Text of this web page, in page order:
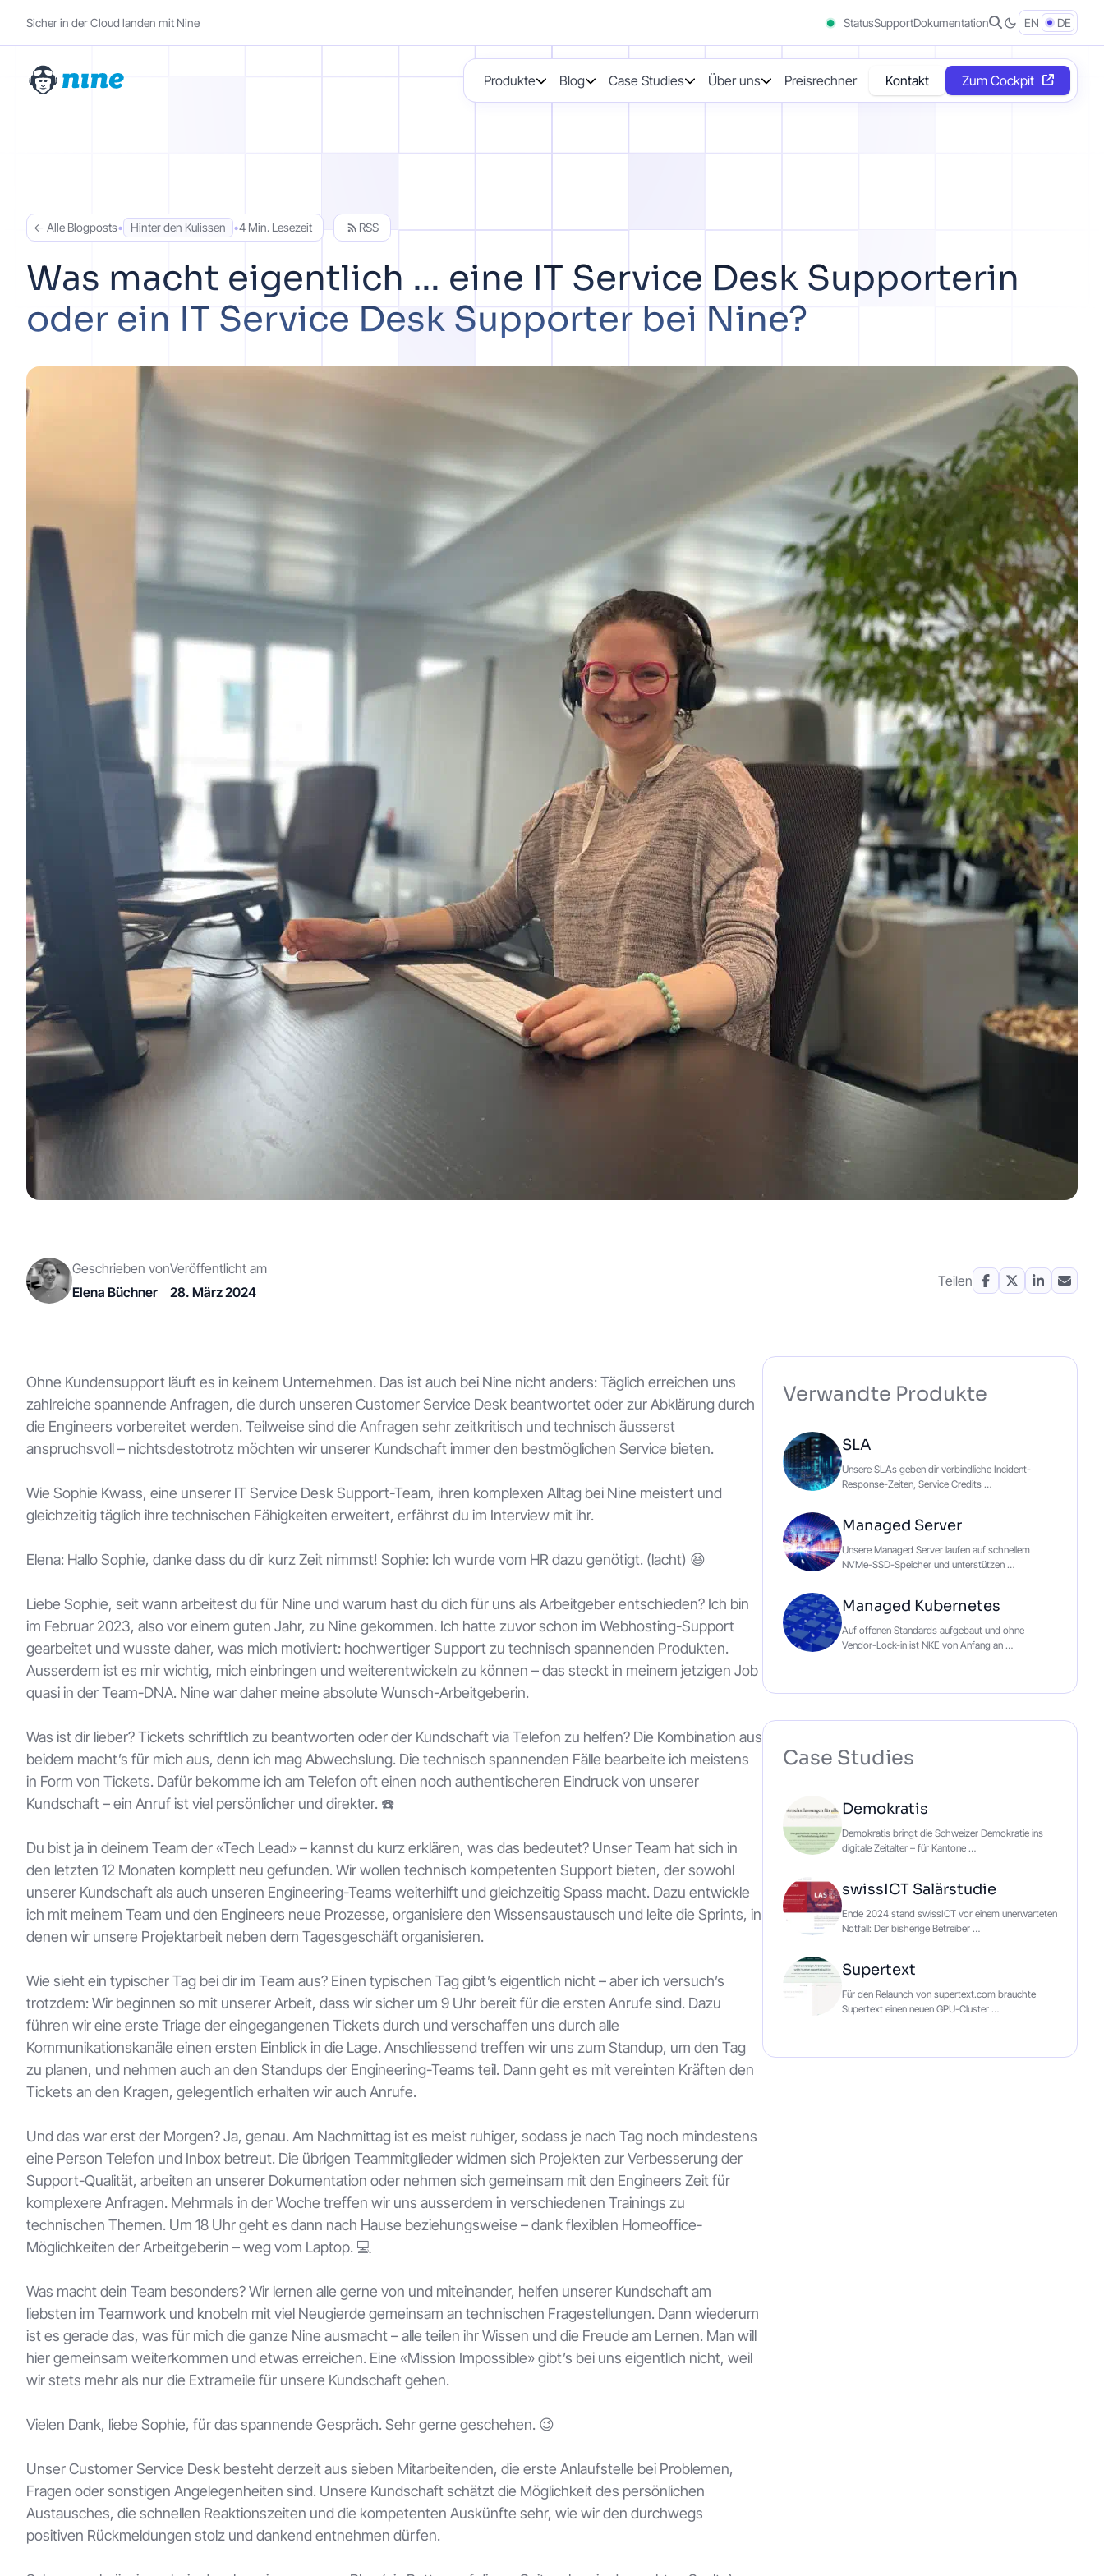
Sicher in der Cloud landen mit Nine StatusSupportDokumentation EN DE
Produkte Blog Case Studies Über uns Preisrechner Kontakt Zum Cockpit
← Alle Blogposts• Hinter den Kulissen •4 Min. Lesezeit RSS
Was macht eigentlich … eine IT Service Desk Supporterin
oder ein IT Service Desk Supporter bei Nine?
Geschrieben von
Elena Büchner
Veröffentlicht am
28. März 2024
Teilen
Ohne Kundensupport läuft es in keinem Unternehmen. Das ist auch bei Nine nicht anders: Täglich erreichen uns
zahlreiche spannende Anfragen, die durch unseren Customer Service Desk beantwortet oder zur Abklärung durch
die Engineers vorbereitet werden. Teilweise sind die Anfragen sehr zeitkritisch und technisch äusserst
anspruchsvoll – nichtsdestotrotz möchten wir unserer Kundschaft immer den bestmöglichen Service bieten.
Wie Sophie Kwass, eine unserer IT Service Desk Support-Team, ihren komplexen Alltag bei Nine meistert und
gleichzeitig täglich ihre technischen Fähigkeiten erweitert, erfährst du im Interview mit ihr.
Elena: Hallo Sophie, danke dass du dir kurz Zeit nimmst! Sophie: Ich wurde vom HR dazu genötigt. (lacht) 😆
Liebe Sophie, seit wann arbeitest du für Nine und warum hast du dich für uns als Arbeitgeber entschieden? Ich bin
im Februar 2023, also vor einem guten Jahr, zu Nine gekommen. Ich hatte zuvor schon im Webhosting-Support
gearbeitet und wusste daher, was mich motiviert: hochwertiger Support zu technisch spannenden Produkten.
Ausserdem ist es mir wichtig, mich einbringen und weiterentwickeln zu können – das steckt in meinem jetzigen Job
quasi in der Team-DNA. Nine war daher meine absolute Wunsch-Arbeitgeberin.
Was ist dir lieber? Tickets schriftlich zu beantworten oder der Kundschaft via Telefon zu helfen? Die Kombination aus
beidem macht’s für mich aus, denn ich mag Abwechslung. Die technisch spannenden Fälle bearbeite ich meistens
in Form von Tickets. Dafür bekomme ich am Telefon oft einen noch authentischeren Eindruck von unserer
Kundschaft – ein Anruf ist viel persönlicher und direkter. ☎️
Du bist ja in deinem Team der «Tech Lead» – kannst du kurz erklären, was das bedeutet? Unser Team hat sich in
den letzten 12 Monaten komplett neu gefunden. Wir wollen technisch kompetenten Support bieten, der sowohl
unserer Kundschaft als auch unseren Engineering-Teams weiterhilft und gleichzeitig Spass macht. Dazu entwickle
ich mit meinem Team und den Engineers neue Prozesse, organisiere den Wissensaustausch und leite die Sprints, in
denen wir unsere Projektarbeit neben dem Tagesgeschäft organisieren.
Wie sieht ein typischer Tag bei dir im Team aus? Einen typischen Tag gibt’s eigentlich nicht – aber ich versuch’s
trotzdem: Wir beginnen so mit unserer Arbeit, dass wir sicher um 9 Uhr bereit für die ersten Anrufe sind. Dazu
führen wir eine erste Triage der eingegangenen Tickets durch und verschaffen uns durch alle
Kommunikationskanäle einen ersten Einblick in die Lage. Anschliessend treffen wir uns zum Standup, um den Tag
zu planen, und nehmen auch an den Standups der Engineering-Teams teil. Dann geht es mit vereinten Kräften den
Tickets an den Kragen, gelegentlich erhalten wir auch Anrufe.
Und das war erst der Morgen?Ja, genau. Am Nachmittag ist es meist ruhiger, sodass je nach Tag noch mindestens
eine Person Telefon und Inbox betreut. Die übrigen Teammitglieder widmen sich Projekten zur Verbesserung der
Support-Qualität, arbeiten an unserer Dokumentation oder nehmen sich gemeinsam mit den Engineers Zeit für
komplexere Anfragen. Mehrmals in der Woche treffen wir uns ausserdem in verschiedenen Trainings zu
technischen Themen. Um 18 Uhr geht es dann nach Hause beziehungsweise – dank flexiblen Homeoffice-
Möglichkeiten der Arbeitgeberin – weg vom Laptop. 💻
Was macht dein Team besonders?Wir lernen alle gerne von und miteinander, helfen unserer Kundschaft am
liebsten im Teamwork und knobeln mit viel Neugierde gemeinsam an technischen Fragestellungen. Dann wiederum
ist es gerade das, was für mich die ganze Nine ausmacht – alle teilen ihr Wissen und die Freude am Lernen. Man will
hier gemeinsam weiterkommen und etwas erreichen. Eine «Mission Impossible» gibt’s bei uns eigentlich nicht, weil
wir stets mehr als nur die Extrameile für unsere Kundschaft gehen.
Vielen Dank, liebe Sophie, für das spannende Gespräch. Sehr gerne geschehen. 😉
Unser Customer Service Desk besteht derzeit aus sieben Mitarbeitenden, die erste Anlaufstelle bei Problemen,
Fragen oder sonstigen Angelegenheiten sind. Unsere Kundschaft schätzt die Möglichkeit des persönlichen
Austausches, die schnellen Reaktionszeiten und die kompetenten Auskünfte sehr, wie wir den durchwegs
positiven Rückmeldungen stolz und dankend entnehmen dürfen.
Verwandte Produkte
SLA
Unsere SLAs geben dir verbindliche Incident-
Response-Zeiten, Service Credits …
Managed Server
Unsere Managed Server laufen auf schnellem
NVMe-SSD-Speicher und unterstützen …
Managed Kubernetes
Auf offenen Standards aufgebaut und ohne
Vendor-Lock-in ist NKE von Anfang an …
Case Studies
Demokratis
Demokratis bringt die Schweizer Demokratie ins
digitale Zeitalter – für Kantone …
swissICT Salärstudie
Ende 2024 stand swissICT vor einem unerwarteten
Notfall: Der bisherige Betreiber …
Supertext
Für den Relaunch von supertext.com brauchte
Supertext einen neuen GPU-Cluster …